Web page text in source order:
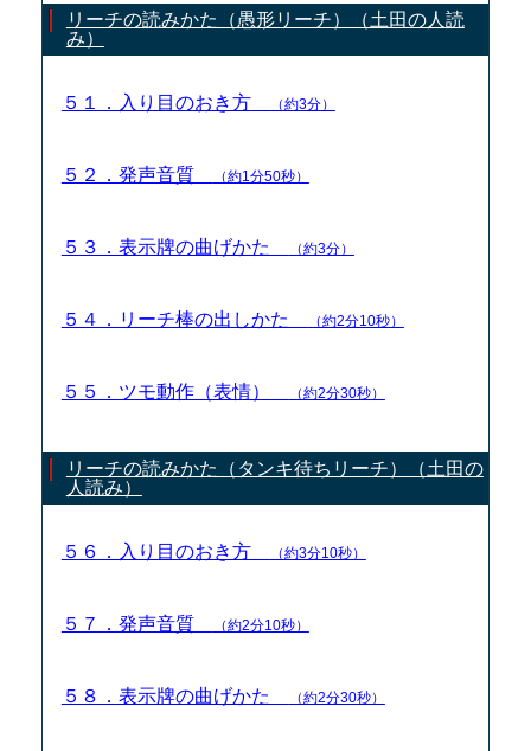
リーチの読みかた（愚形リーチ）（土田の人読
み）
５１．入り目のおき方 （約3分）
５２．発声音質 （約1分50秒）
５３．表示牌の曲げかた （約3分）
５４．リーチ棒の出しかた （約2分10秒）
５５．ツモ動作（表情） （約2分30秒）
リーチの読みかた（タンキ待ちリーチ）（土田の
人読み）
５６．入り目のおき方 （約3分10秒）
５７．発声音質 （約2分10秒）
５８．表示牌の曲げかた （約2分30秒）